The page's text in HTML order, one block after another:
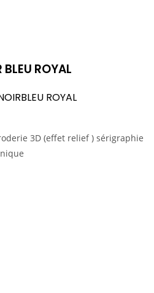
ROYAL
ROYAL
3D (effet relief ) sérigraphie